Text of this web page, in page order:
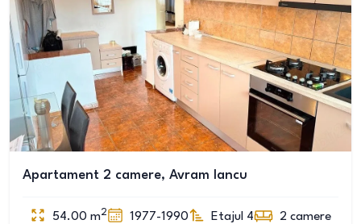
Apartament 2 camere, Avram Iancu
54.00 m2 1977-1990 Etajul 4 2 camere